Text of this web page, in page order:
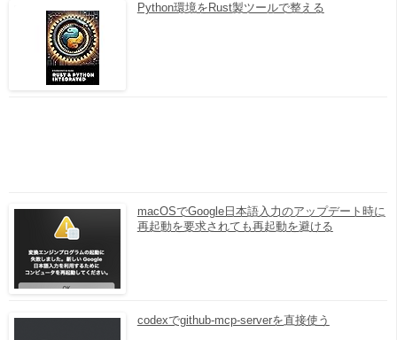
Python環境をRust製ツールで整える
macOSでGoogle日本語入力のアップデート時に
再起動を要求されても再起動を避ける
codexでgithub-mcp-serverを直接使う